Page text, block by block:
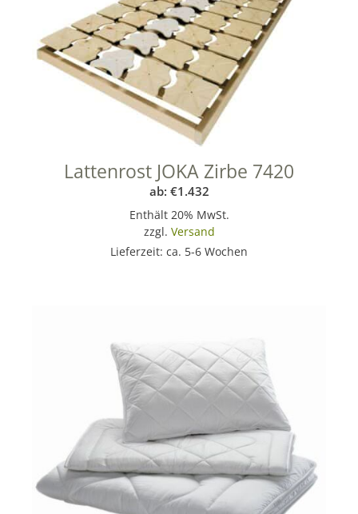
Lattenrost JOKA Zirbe 7420
ab: €1.432
Enthält 20% MwSt.
zzgl. Versand
Lieferzeit: ca. 5-6 Wochen